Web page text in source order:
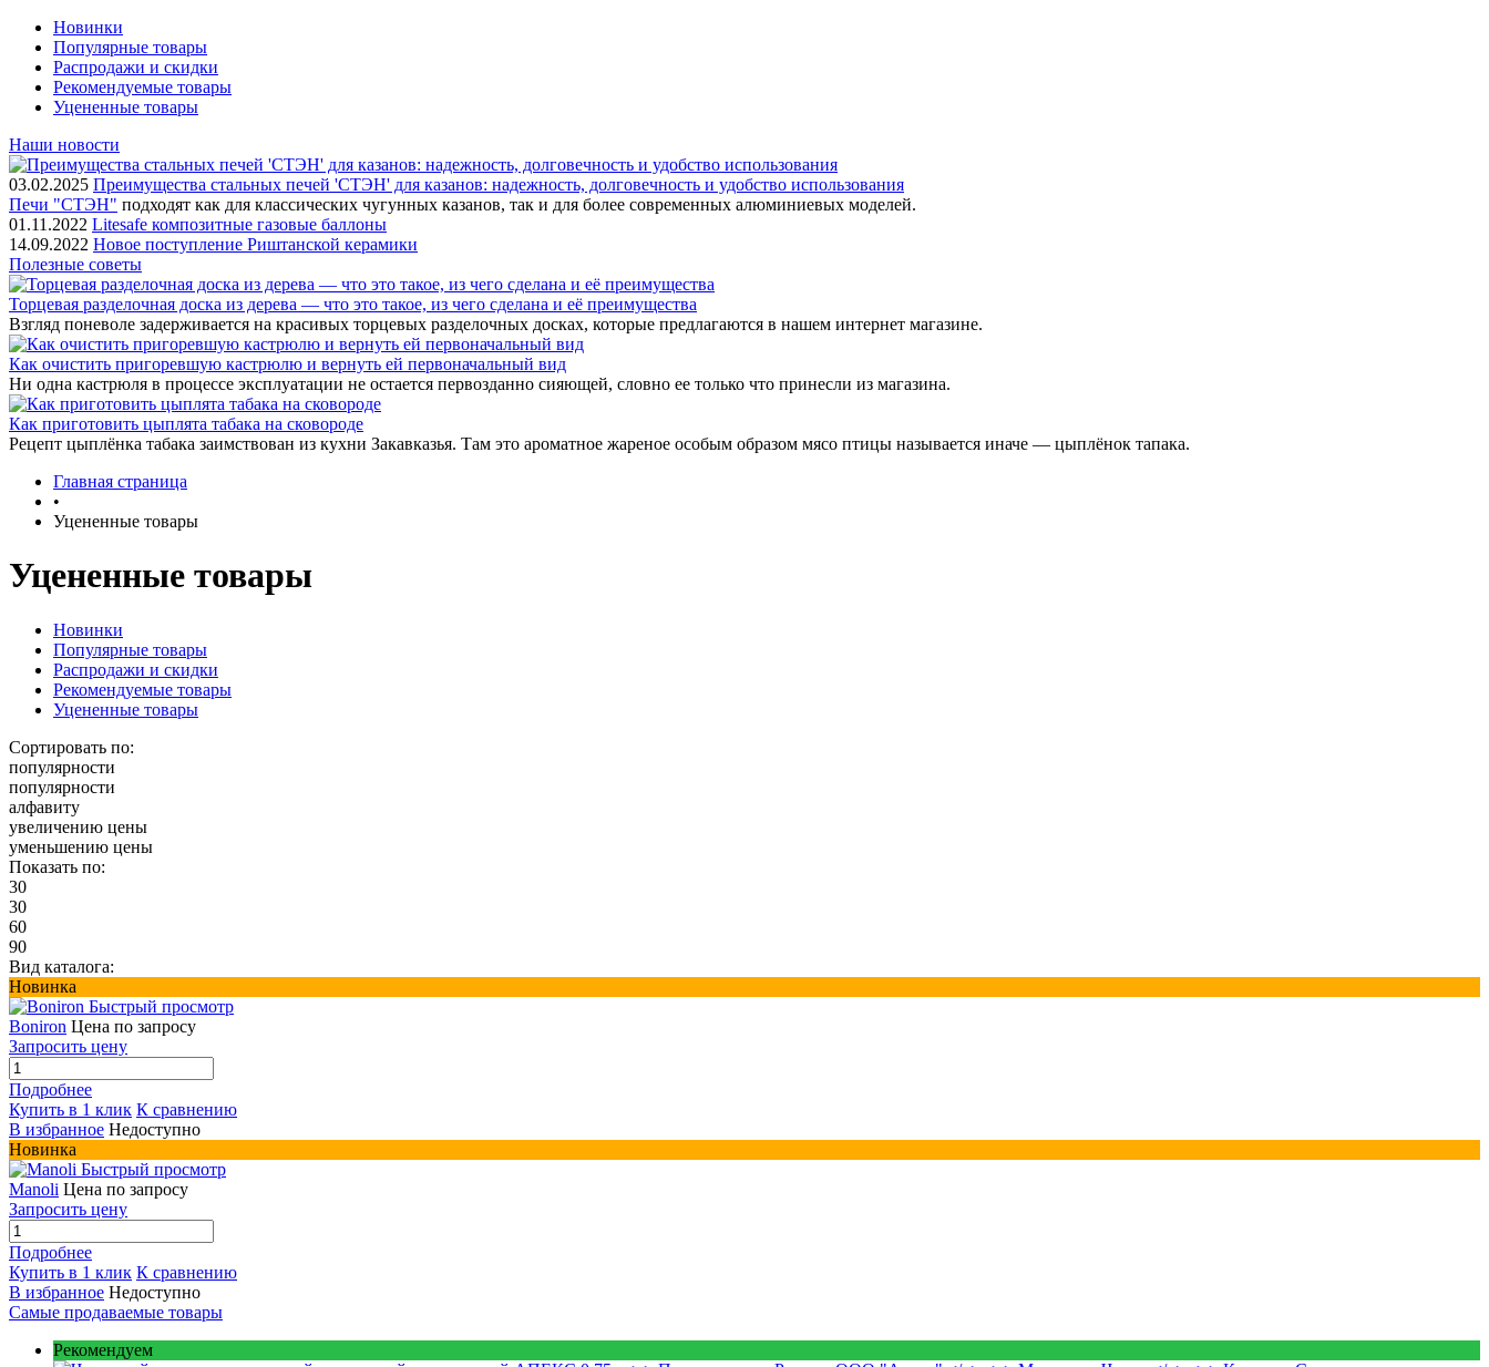
Новинки
Популярные товары
Распродажи и скидки
Рекомендуемые товары
Уцененные товары
Наши новости
03.02.2025 Преимущества стальных печей 'СТЭН' для казанов: надежность, долговечность и удобство использования
Печи "СТЭН" подходят как для классических чугунных казанов, так и для более современных алюминиевых моделей.
01.11.2022 Litesafe композитные газовые баллоны
14.09.2022 Новое поступление Риштанской керамики
Полезные советы
Торцевая разделочная доска из дерева — что это такое, из чего сделана и её преимущества
Взгляд поневоле задерживается на красивых торцевых разделочных досках, которые предлагаются в нашем интернет магазине.
Как очистить пригоревшую кастрюлю и вернуть ей первоначальный вид
Ни одна кастрюля в процессе эксплуатации не остается первозданно сияющей, словно ее только что принесли из магазина.
Как приготовить цыплята табака на сковороде
Рецепт цыплёнка табака заимствован из кухни Закавказья. Там это ароматное жареное особым образом мясо птицы называется иначе — цыплёнок тапака.
Главная страница
•
Уцененные товары
Уцененные товары
Новинки
Популярные товары
Распродажи и скидки
Рекомендуемые товары
Уцененные товары
Сортировать по:
популярности
популярности
алфавиту
увеличению цены
уменьшению цены
Показать по:
30
30
60
90
Вид каталога:
Новинка
Быстрый просмотр
Boniron Цена по запросу
Запросить цену
Подробнее
Купить в 1 клик К сравнению
В избранное Недоступно
Новинка
Быстрый просмотр
Manoli Цена по запросу
Запросить цену
Подробнее
Купить в 1 клик К сравнению
В избранное Недоступно
Самые продаваемые товары
Рекомендуем